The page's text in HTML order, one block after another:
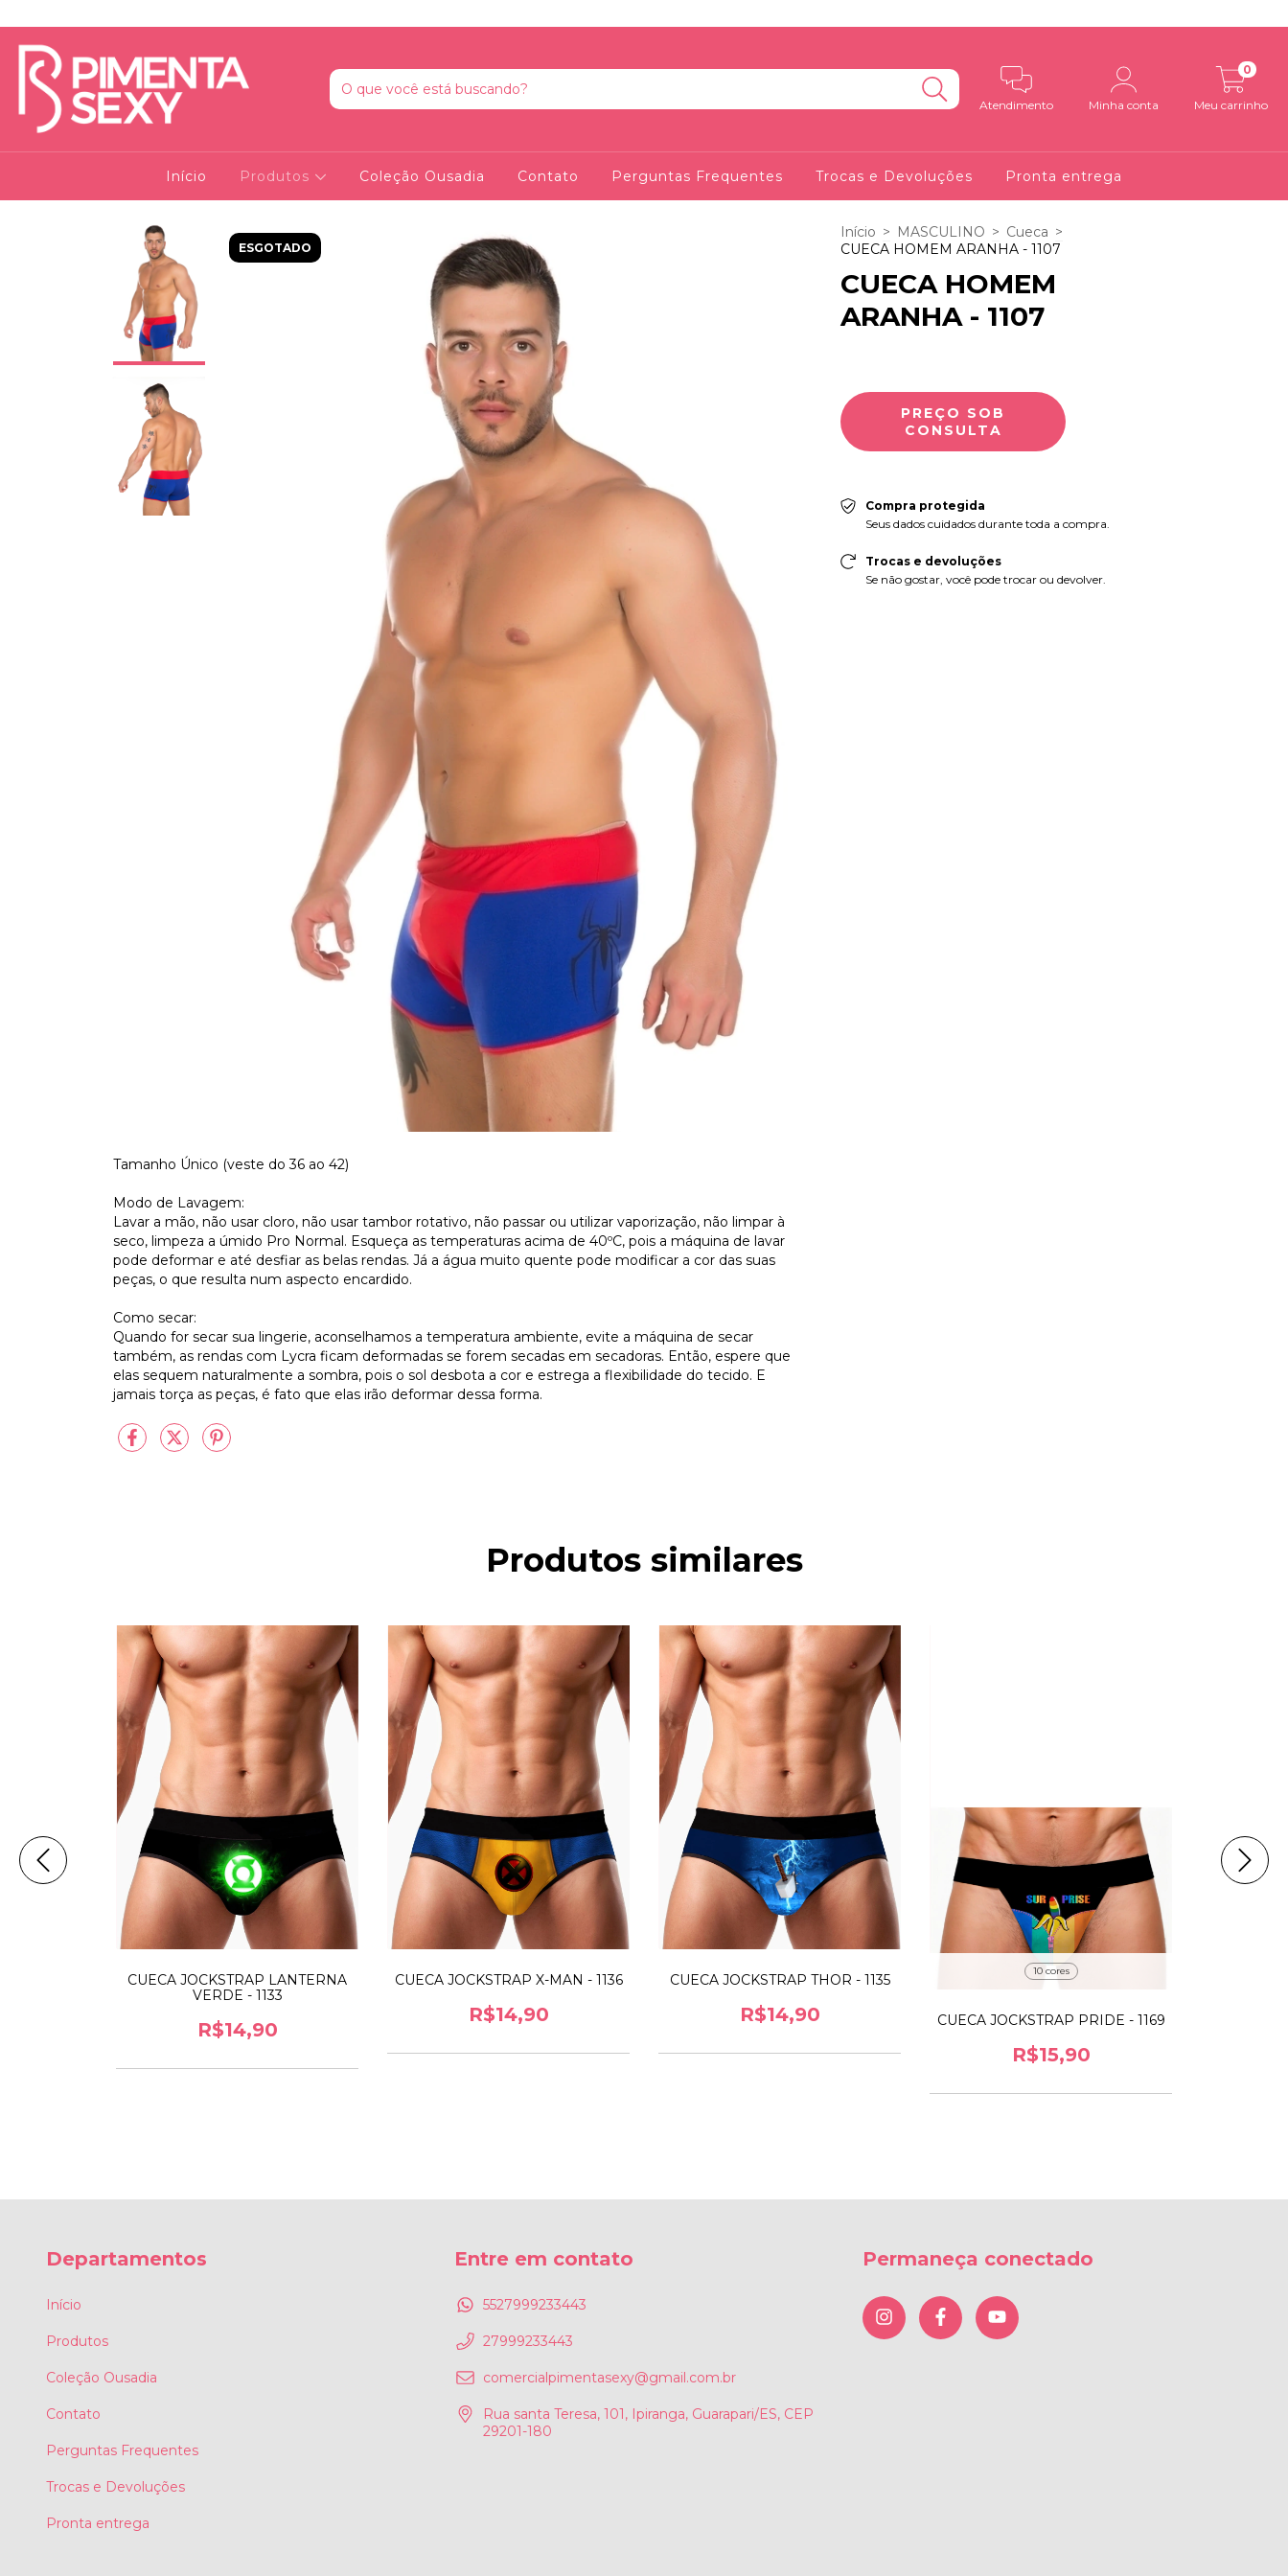
Atendimento Minha conta Meu carrinho
0
Início Produtos Coleção Ousadia Contato Perguntas Frequentes Trocas e Devoluções Pronta entrega
ESGOTADO
Tamanho Único (veste do 36 ao 42)
Modo de Lavagem:
Lavar a mão, não usar cloro, não usar tambor rotativo, não passar ou utilizar vaporização, não limpar à
seco, limpeza a úmido Pro Normal. Esqueça as temperaturas acima de 40ºC, pois a máquina de lavar
pode deformar e até desfiar as belas rendas. Já a água muito quente pode modificar a cor das suas
peças, o que resulta num aspecto encardido.
Como secar:
Quando for secar sua lingerie, aconselhamos a temperatura ambiente, evite a máquina de secar
também, as rendas com Lycra ficam deformadas se forem secadas em secadoras. Então, espere que
elas sequem naturalmente a sombra, pois o sol desbota a cor e estrega a flexibilidade do tecido. E
jamais torça as peças, é fato que elas irão deformar dessa forma.
Início > MASCULINO > Cueca >
CUECA HOMEM ARANHA - 1107
CUECA HOMEM
ARANHA - 1107
Compra protegida
Seus dados cuidados durante toda a compra.
Trocas e devoluções
Se não gostar, você pode trocar ou devolver.
Produtos similares
CUECA JOCKSTRAP LANTERNA
VERDE - 1133
R$14,90
CUECA JOCKSTRAP X-MAN - 1136
R$14,90
CUECA JOCKSTRAP THOR - 1135
R$14,90
10 cores
CUECA JOCKSTRAP PRIDE - 1169
R$15,90
Departamentos
Início
Produtos
Coleção Ousadia
Contato
Perguntas Frequentes
Trocas e Devoluções
Pronta entrega
Entre em contato
5527999233443
27999233443
comercialpimentasexy@gmail.com.br
Rua santa Teresa, 101, Ipiranga, Guarapari/ES, CEP
29201-180
Permaneça conectado